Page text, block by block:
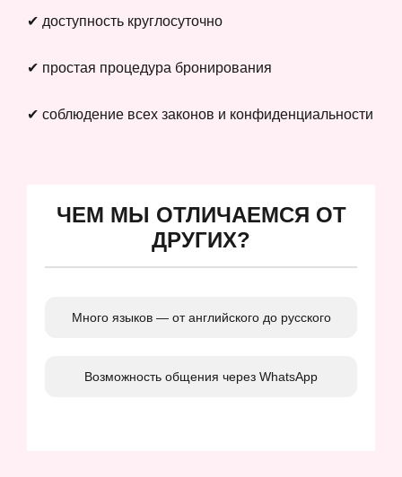
✔ доступность круглосуточно
✔ простая процедура бронирования
✔ соблюдение всех законов и конфиденциальности
ЧЕМ МЫ ОТЛИЧАЕМСЯ ОТ
ДРУГИХ?
Много языков — от английского до русского
Возможность общения через WhatsApp